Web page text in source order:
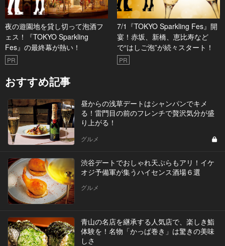
夜の遊園地を貸し切って泡酒フ
ェス！『TOKYO Sparkling
Fes』の最終幕が熱い！
PR
7/1『TOKYO Sparkling Fes』開
宴！赤坂、新橋、恵比寿など
で“はしご泡”が続々スタート！
PR
おすすめ記事
昼からの浅草デートはシャンパンでキメ
る！雷門目の前のフレンチで贅沢気分が盛
り上がる！
グルメ
渋谷デートでおしゃれ天ぷらもアリ！イケ
オジ予備軍が集うハイセンス酒場６選
グルメ
青山の名店を継承する人気店で、楽しき鮨
体験を！名物「かっぱ巻き」は驚きの美味
しさ